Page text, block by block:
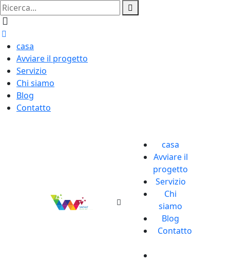
casa
Avviare il progetto
Servizio
Chi siamo
Blog
Contatto
casa
Avviare il
progetto
Servizio
Chi
siamo
Blog
Contatto